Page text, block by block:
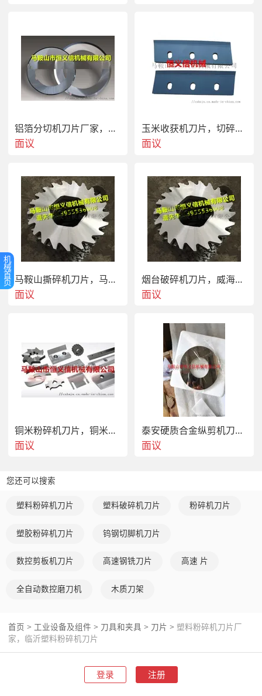
一片定刀,造粒滚刀片是一种圆柱形斜线螺旋刀口的滚切式刀
片,分为全钢滚刀和镶钢滚刀两种,制造工艺复杂;定刀采用平
刀设计,加工制造相对简单.3:造粒机刀片是通过滚刀持续滚
动剪切塑料挤出机挤出的线形塑料来达到造粒的目的,造粒机
刀片生产的塑料粒子颗粒均匀,是塑料粒子生产行业  的刀
片.4:造粒机刀片适合PE、PP、PVC、PS、ABS、AS、HIPS
62度,技术要求:抗冲击,耐磨,耐高温.刀片材质采用65Mn弹簧
钢,9crsi,SK5,T10等,热处理硬度HRC52-55度.采用
口镶嵌钨 类硬质合金.热处理硬度HRC58-62度.塑料粉碎机
刀片厂家，临沂塑料粉碎机刀片性能特点塑料粉碎机刀片厂
家，临沂塑料粉碎机刀片技术参数塑料粉碎机刀片厂家，临
沂塑料粉碎机刀片使用说明塑料粉碎机刀片厂家，临沂塑料
粉碎机刀片采购须知
铝箔分切机刀片厂家，铝板纵剪机刀片经久耐用无毛刺
面议
玉米收获机刀片，切碎刀，牧草刀，饲料搅拌车刀片
面议
马鞍山撕碎机刀片，马鞍山撕碎机机箱，马鞍山撕碎机
面议
烟台破碎机刀片，威海双轴撕碎机刀片
面议
铜米粉碎机刀片，铜米分离机刀片，铜米破碎机刀片
面议
泰安硬质合金纵剪机刀片,山东高精度不锈钢纵剪刀片
面议
您还可以搜索
塑料粉碎机刀片 塑料破碎机刀片 粉碎机刀片
塑胶粉碎机刀片 钨钢切脚机刀片
数控剪板机刀片 高速钢铣刀片 高速 片
全自动数控磨刀机 木质刀架
首页 > 工业设备及组件 > 刀具和夹具 > 刀片 > 塑料粉碎机刀片厂
家，临沂塑料粉碎机刀片
机
械
首
页
登录 注册